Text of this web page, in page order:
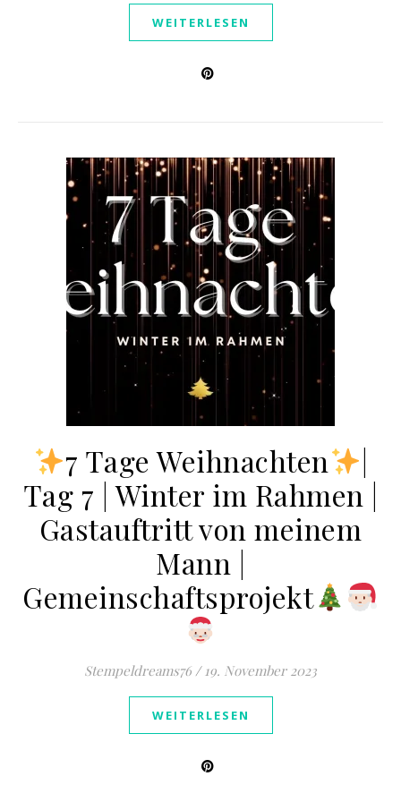
WEITERLESEN
7 Tage Weihnachten
|
Tag 7 | Winter im Rahmen |
Gastauftritt von meinem
Mann |
Gemeinschaftsprojekt
Stempeldreams76 / 19. November 2023
WEITERLESEN